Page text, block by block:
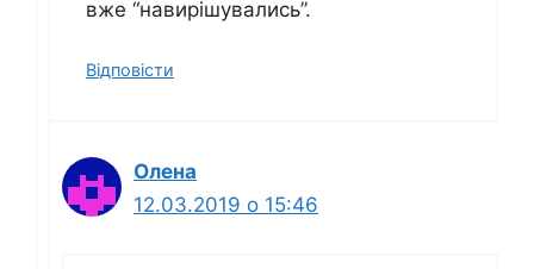
вже “навирішувались”.
Відповісти
Олена
12.03.2019 о 15:46